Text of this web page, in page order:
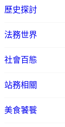
歷史探討
法務世界
社會百態
站務相關
美食饕餮